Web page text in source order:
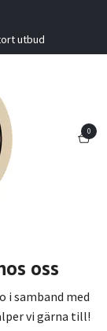
utbud
0
oss
i samband med
vi gärna till!